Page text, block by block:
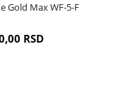
Gold Max WF-5-F
RSD